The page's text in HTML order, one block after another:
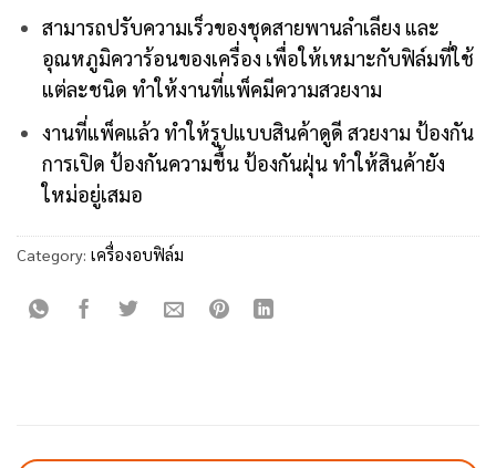
สามารถปรับความเร็วของชุดสายพานลำเลียง และ
อุณหภูมิควาร้อนของเครื่อง เพื่อให้เหมาะกับฟิล์มที่ใช้
แต่ละชนิด ทำให้งานที่แพ็คมีความสวยงาม
งานที่แพ็คแล้ว ทำให้รูปแบบสินค้าดูดี สวยงาม ป้องกัน
การเปิด ป้องกันความชื้น ป้องกันฝุ่น ทำให้สินค้ายัง
ใหม่อยู่เสมอ
Category: เครื่องอบฟิล์ม